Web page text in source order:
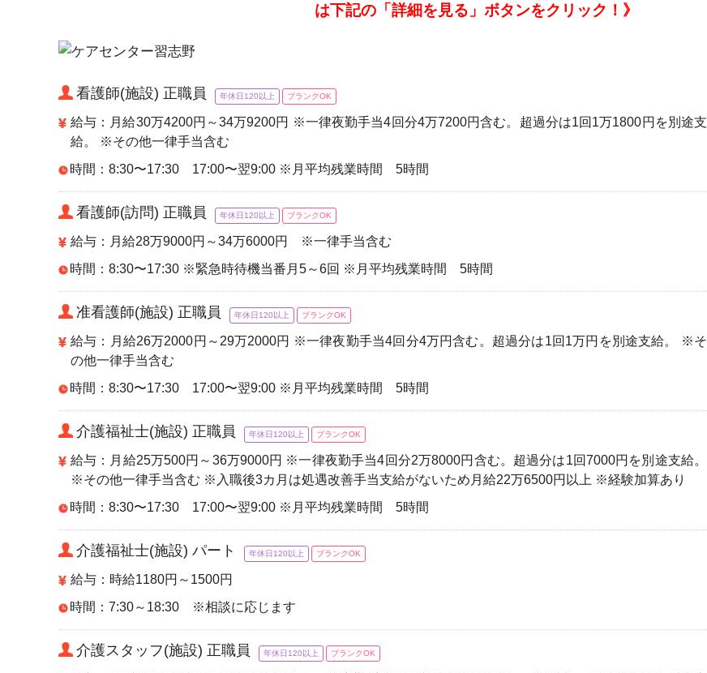
は下記の「詳細を見る」ボタンをクリック！》
看護師(施設) 正職員 年休日120以上 ブランクOK
給与：月給30万4200円～34万9200円 ※一律夜勤手当4回分4万7200円含む。超過分は1回1万1800円を別途支
給。 ※その他一律手当含む
時間：8:30〜17:30 17:00〜翌9:00 ※月平均残業時間 5時間
看護師(訪問) 正職員 年休日120以上 ブランクOK
給与：月給28万9000円～34万6000円 ※一律手当含む
時間：8:30〜17:30 ※緊急時待機当番月5～6回 ※月平均残業時間 5時間
准看護師(施設) 正職員 年休日120以上 ブランクOK
給与：月給26万2000円～29万2000円 ※一律夜勤手当4回分4万円含む。超過分は1回1万円を別途支給。 ※そ
の他一律手当含む
時間：8:30〜17:30 17:00〜翌9:00 ※月平均残業時間 5時間
介護福祉士(施設) 正職員 年休日120以上 ブランクOK
給与：月給25万500円～36万9000円 ※一律夜勤手当4回分2万8000円含む。超過分は1回7000円を別途支給。
※その他一律手当含む ※入職後3カ月は処遇改善手当支給がないため月給22万6500円以上 ※経験加算あり
時間：8:30〜17:30 17:00〜翌9:00 ※月平均残業時間 5時間
介護福祉士(施設) パート 年休日120以上 ブランクOK
給与：時給1180円～1500円
時間：7:30～18:30 ※相談に応じます
介護スタッフ(施設) 正職員 年休日120以上 ブランクOK